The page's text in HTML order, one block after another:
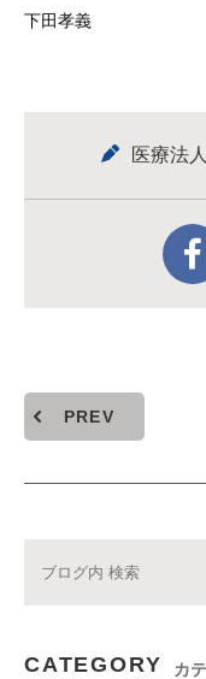
下田孝義
医療法
PREV
CATEGORY カ